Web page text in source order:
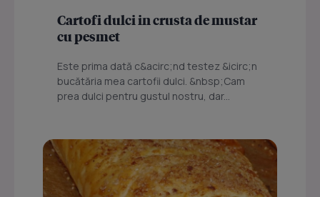
Cartofi dulci in crusta de mustar
cu pesmet
Este prima dată c&acirc;nd testez &icirc;n
bucătăria mea cartofii dulci. &nbsp;Cam
prea dulci pentru gustul nostru, dar...